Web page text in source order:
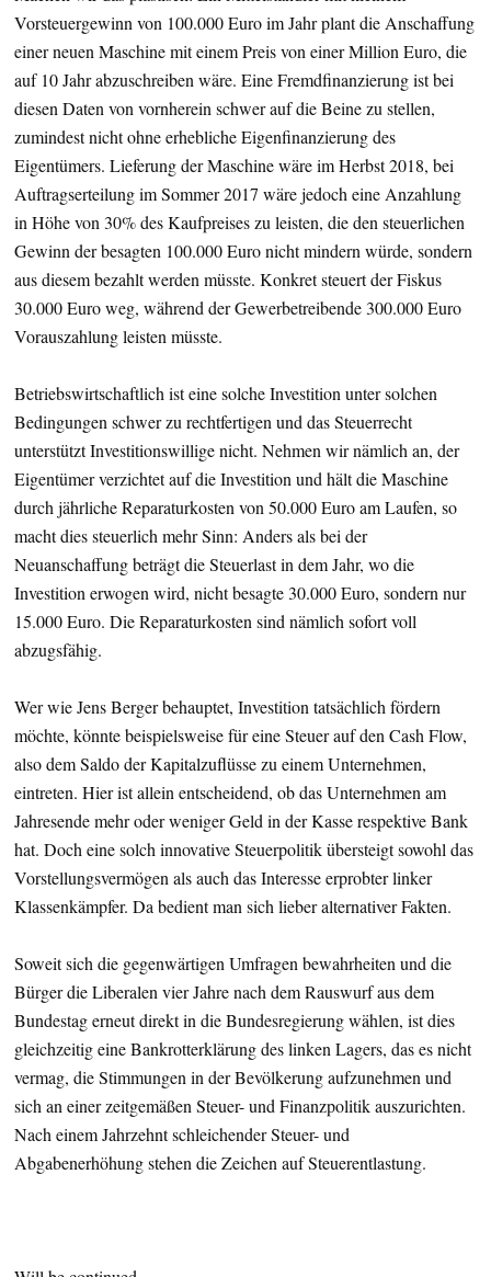
Vorsteuergewinn von 100.000 Euro im Jahr plant die Anschaffung
einer neuen Maschine mit einem Preis von einer Million Euro, die
auf 10 Jahr abzuschreiben wäre. Eine Fremdfinanzierung ist bei
diesen Daten von vornherein schwer auf die Beine zu stellen,
zumindest nicht ohne erhebliche Eigenfinanzierung des
Eigentümers. Lieferung der Maschine wäre im Herbst 2018, bei
Auftragserteilung im Sommer 2017 wäre jedoch eine Anzahlung
in Höhe von 30% des Kaufpreises zu leisten, die den steuerlichen
Gewinn der besagten 100.000 Euro nicht mindern würde, sondern
aus diesem bezahlt werden müsste. Konkret steuert der Fiskus
30.000 Euro weg, während der Gewerbetreibende 300.000 Euro
Vorauszahlung leisten müsste.
Betriebswirtschaftlich ist eine solche Investition unter solchen
Bedingungen schwer zu rechtfertigen und das Steuerrecht
unterstützt Investitionswillige nicht. Nehmen wir nämlich an, der
Eigentümer verzichtet auf die Investition und hält die Maschine
durch jährliche Reparaturkosten von 50.000 Euro am Laufen, so
macht dies steuerlich mehr Sinn: Anders als bei der
Neuanschaffung beträgt die Steuerlast in dem Jahr, wo die
Investition erwogen wird, nicht besagte 30.000 Euro, sondern nur
15.000 Euro. Die Reparaturkosten sind nämlich sofort voll
abzugsfähig.
Wer wie Jens Berger behauptet, Investition tatsächlich fördern
möchte, könnte beispielsweise für eine Steuer auf den Cash Flow,
also dem Saldo der Kapitalzuflüsse zu einem Unternehmen,
eintreten. Hier ist allein entscheidend, ob das Unternehmen am
Jahresende mehr oder weniger Geld in der Kasse respektive Bank
hat. Doch eine solch innovative Steuerpolitik übersteigt sowohl das
Vorstellungsvermögen als auch das Interesse erprobter linker
Klassenkämpfer. Da bedient man sich lieber alternativer Fakten.
Soweit sich die gegenwärtigen Umfragen bewahrheiten und die
Bürger die Liberalen vier Jahre nach dem Rauswurf aus dem
Bundestag erneut direkt in die Bundesregierung wählen, ist dies
gleichzeitig eine Bankrotterklärung des linken Lagers, das es nicht
vermag, die Stimmungen in der Bevölkerung aufzunehmen und
sich an einer zeitgemäßen Steuer- und Finanzpolitik auszurichten.
Nach einem Jahrzehnt schleichender Steuer- und
Abgabenerhöhung stehen die Zeichen auf Steuerentlastung.